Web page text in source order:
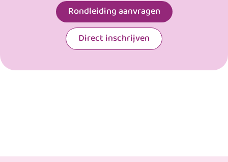
Rondleiding aanvragen
Direct inschrijven